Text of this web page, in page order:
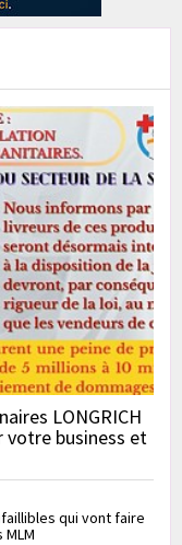
LONGRICH
business et
qui vont faire